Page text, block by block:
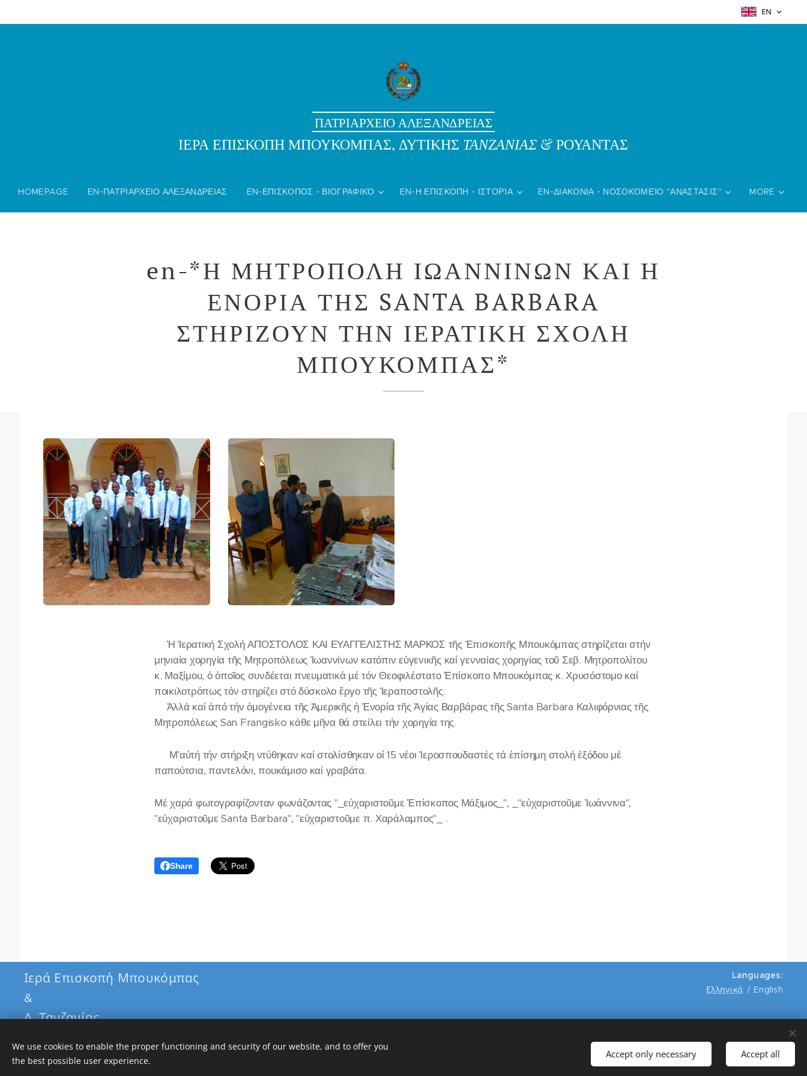
EN
ΠΑΤΡΙΑΡΧΕΙΟ ΑΛΕΞΑΝΔΡΕΙΑΣ
ΙΕΡΑ ΕΠΙΣΚΟΠΗ ΜΠΟΥΚΟΜΠΑΣ, ΔΥΤΙΚΗΣ ΤΑΝΖΑΝΙΑΣ & ΡΟΥΑΝΤΑΣ
HOMEPAGE EN-ΠΑΤΡΙΑΡΧΕΙΟ ΑΛΕΞΑΝΔΡΕΙΑΣ EN-ΕΠΙΣΚΟΠΟΣ - ΒΙΟΓΡΑΦΙΚΌ EN-Η ΕΠΙΣΚΟΠΗ - ΙΣΤΟΡΊΑ EN-ΔΙΑΚΟΝΙΑ - ΝΟΣΟΚΟΜΕΊΟ "ΑΝΑΣΤΑΣΙΣ" MORE
en-*Η ΜΗΤΡΟΠΟΛΗ ΙΩΑΝΝΙΝΩΝ ΚΑΙ Η
ΕΝΟΡΙΑ ΤΗΣ SANTA BARBARA
ΣΤΗΡΙΖΟΥΝ ΤΗΝ ΙΕΡΑΤΙΚΗ ΣΧΟΛΗ
ΜΠΟΥΚΟΜΠΑΣ*
✍️Ἡ Ἱερατική Σχολή ΑΠΟΣΤΟΛΟΣ ΚΑΙ ΕΥΑΓΓΕΛΙΣΤΗΣ ΜΑΡΚΟΣ τῆς Ἐπισκοπῆς Μπουκόμπας στηρίζεται στήν
μηνιαία χορηγία τῆς Μητροπόλεως Ἱωαννίνων κατόπιν εὐγενικῆς καί γενναίας χορηγίας τοῦ Σεβ. Μητροπολίτου
κ. Μαξίμου, ὁ ὁποῖος συνδέεται πνευματικά μέ τόν Θεοφιλέστατο Ἐπίσκοπο Μπουκόμπας κ. Χρυσόστομο καί
ποικιλοτρόπως τόν στηρίζει στό δύσκολο ἔργο τῆς Ἱεραποστολῆς.
✍️Ἀλλά καί ἀπό τήν ὁμογένεια τῆς Ἀμερικῆς ἡ Ἐνορία τῆς Ἁγίας Βαρβάρας τῆς Santa Barbara Καλιφόρνιας τῆς
Μητροπόλεως San Frangisko κάθε μῆνα θά στείλει τήν χορηγία της.
📌Μ'αὐτή τήν στήριξη ντύθηκαν καί στολίσθηκαν οἱ 15 νέοι Ἱεροσπουδαστές τά ἐπίσημη στολή ἐξόδου μέ
παπούτσια, παντελόνι, πουκάμισο καί γραβάτα.
Μέ χαρά φωτογραφίζονταν φωνάζοντας "_εὐχαριστοῦμε Ἐπίσκοπος Μάξιμος_", _"εὐχαριστοῦμε Ἰωάννινα",
"εὐχαριστοῦμε Santa Barbara", "εὐχαριστοῦμε π. Χαράλαμπος"_ .
Share
Ιερά Επισκοπή Μπουκόμπας
&
Δ. Τανζανίας
GR5101103260000032600342904
Languages
Ελληνικά
English
We use cookies to enable the proper functioning and security of our website, and to offer you
the best possible user experience.
Accept only necessary Accept all